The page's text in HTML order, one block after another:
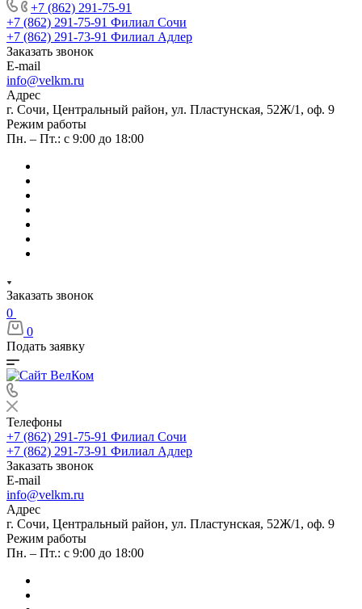
+7 (862) 291-75-91
+7 (862) 291-75-91 Филиал Сочи
+7 (862) 291-73-91 Филиал Адлер
Заказать звонок
E-mail
info@velkm.ru
Адрес
г. Сочи, Центральный район, ул. Пластунская, 52Ж/1, оф. 9
Режим работы
Пн. – Пт.: с 9:00 до 18:00
Заказать звонок
0
0
Подать заявку
Телефоны
+7 (862) 291-75-91 Филиал Сочи
+7 (862) 291-73-91 Филиал Адлер
Заказать звонок
E-mail
info@velkm.ru
Адрес
г. Сочи, Центральный район, ул. Пластунская, 52Ж/1, оф. 9
Режим работы
Пн. – Пт.: с 9:00 до 18:00